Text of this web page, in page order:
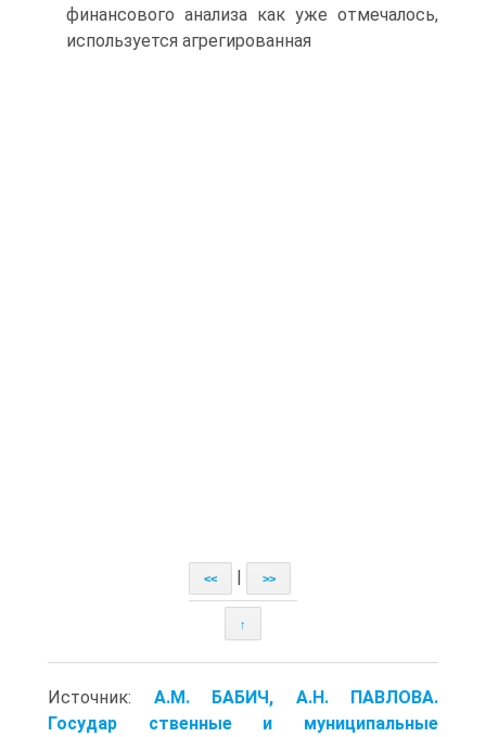
финансового анализа как уже отмечалось,
используется агрегированная
<< >>
↑
Источник: A.M. БАБИЧ, A.H. ПАВЛОВА.
Государ ственные и муниципальные